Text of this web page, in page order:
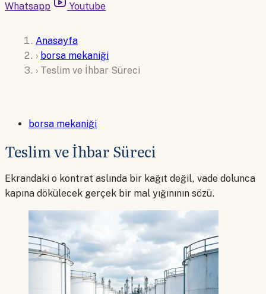
Whatsapp
Youtube
Anasayfa
› borsa mekaniği
› Teslim ve İhbar Süreci
borsa mekaniği
Teslim ve İhbar Süreci
Ekrandaki o kontrat aslında bir kağıt değil, vade dolunca
kapına dökülecek gerçek bir mal yığınının sözü.